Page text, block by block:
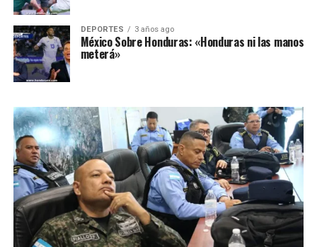
DEPORTES 3 años ago
México Sobre Honduras: «Honduras ni las manos
meterá»